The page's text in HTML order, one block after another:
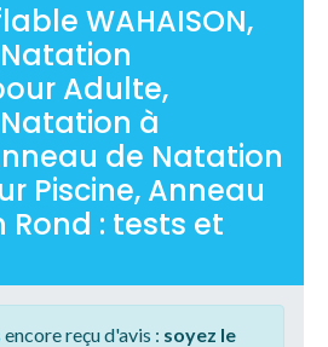
WAHAISON,
Adulte,
à
de Natation
Piscine, Anneau
: tests et
reçu d'avis : soyez le